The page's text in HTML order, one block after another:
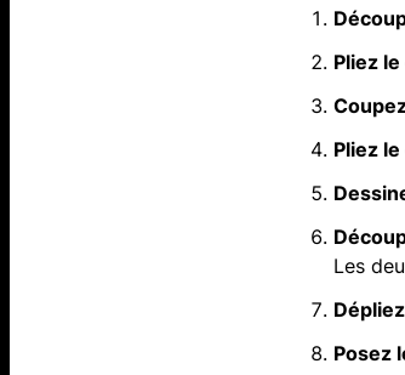
Pliez
Pliez
Les
Posez